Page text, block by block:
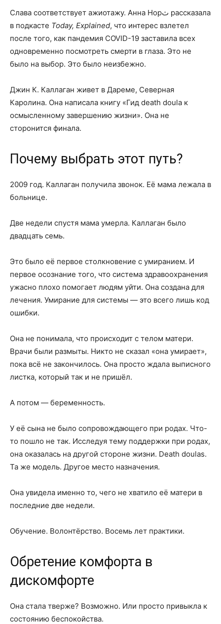
Слава соответствует ажиотажу. Анна Норث рассказала
в подкасте Today, Explained, что интерес взлетел
после того, как пандемия COVID-19 заставила всех
одновременно посмотреть смерти в глаза. Это не
было на выбор. Это было неизбежно.
Джин К. Каллаган живет в Дареме, Северная
Каролина. Она написала книгу «Гид death doula к
осмысленному завершению жизни». Она не
сторонится финала.
Почему выбрать этот путь?
2009 год. Каллаган получила звонок. Её мама лежала в
больнице.
Две недели спустя мама умерла. Каллаган было
двадцать семь.
Это было её первое столкновение с умиранием. И
первое осознание того, что система здравоохранения
ужасно плохо помогает людям уйти. Она создана для
лечения. Умирание для системы — это всего лишь код
ошибки.
Она не понимала, что происходит с телом матери.
Врачи были размыты. Никто не сказал «она умирает»,
пока всё не закончилось. Она просто ждала выписного
листка, который так и не пришёл.
А потом — беременность.
У её сына не было сопровождающего при родах. Что-
то пошло не так. Исследуя тему поддержки при родах,
она оказалась на другой стороне жизни. Death doulas.
Та же модель. Другое место назначения.
Она увидела именно то, чего не хватило её матери в
последние две недели.
Обучение. Волонтёрство. Восемь лет практики.
Обретение комфорта в
дискомфорте
Она стала тверже? Возможно. Или просто привыкла к
состоянию беспокойства.